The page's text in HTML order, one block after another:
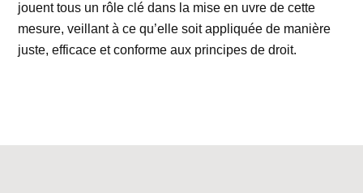
jouent tous un rôle clé dans la mise en uvre de cette
mesure, veillant à ce qu’elle soit appliquée de manière
juste, efficace et conforme aux principes de droit.